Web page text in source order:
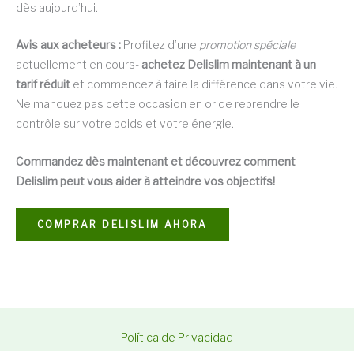
dès aujourd’hui.
Avis aux acheteurs : Profitez d’une promotion spéciale
actuellement en cours- achetez Delislim maintenant à un
tarif réduit et commencez à faire la différence dans votre vie.
Ne manquez pas cette occasion en or de reprendre le
contrôle sur votre poids et votre énergie.
Commandez dès maintenant et découvrez comment
Delislim peut vous aider à atteindre vos objectifs!
COMPRAR DELISLIM AHORA
Política de Privacidad